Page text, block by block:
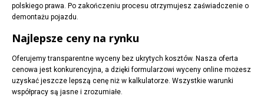
polskiego prawa. Po zakończeniu procesu otrzymujesz zaświadczenie o
demontażu pojazdu.
Najlepsze ceny na rynku
Oferujemy transparentne wyceny bez ukrytych kosztów. Nasza oferta
cenowa jest konkurencyjna, a dzięki formularzowi wyceny online możesz
uzyskać jeszcze lepszą cenę niż w kalkulatorze. Wszystkie warunki
współpracy są jasne i zrozumiałe.